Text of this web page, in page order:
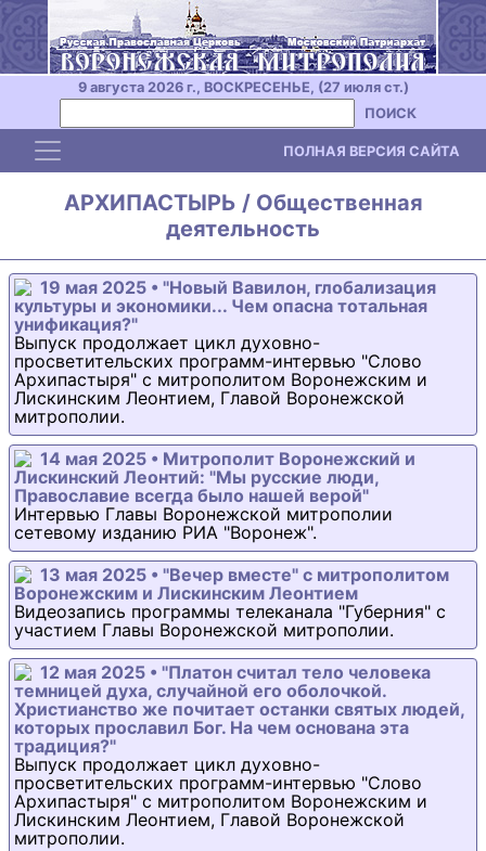
9 августа 2026 г., ВОСКРЕСЕНЬЕ, (27 июля ст.)
ПОИСК
Toggle navigation ПОЛНАЯ ВЕРСИЯ САЙТА
АРХИПАСТЫРЬ / Общественная
деятельность
19 мая 2025 • "Новый Вавилон, глобализация
культуры и экономики... Чем опасна тотальная
унификация?"
Выпуск продолжает цикл духовно-
просветительских программ-интервью "Слово
Архипастыря" с митрополитом Воронежским и
Лискинским Леонтием, Главой Воронежской
митрополии.
14 мая 2025 • Митрополит Воронежский и
Лискинский Леонтий: "Мы русские люди,
Православие всегда было нашей верой"
Интервью Главы Воронежской митрополии
сетевому изданию РИА "Воронеж".
13 мая 2025 • "Вечер вместе" с митрополитом
Воронежским и Лискинским Леонтием
Видеозапись программы телеканала "Губерния" с
участием Главы Воронежской митрополии.
12 мая 2025 • "Платон считал тело человека
темницей духа, случайной его оболочкой.
Христианство же почитает останки святых людей,
которых прославил Бог. На чем основана эта
традиция?"
Выпуск продолжает цикл духовно-
просветительских программ-интервью "Слово
Архипастыря" с митрополитом Воронежским и
Лискинским Леонтием, Главой Воронежской
митрополии.